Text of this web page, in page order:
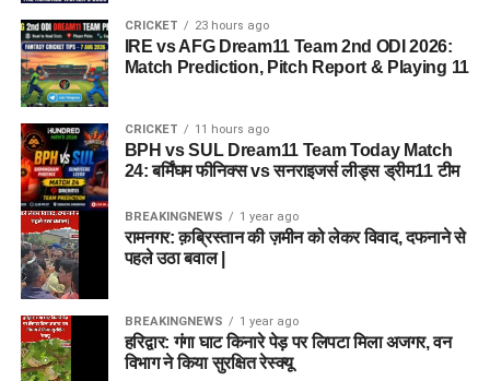
CRICKET 23 hours ago
IRE vs AFG Dream11 Team 2nd ODI 2026:
Match Prediction, Pitch Report & Playing 11
CRICKET 11 hours ago
BPH vs SUL Dream11 Team Today Match
24: बर्मिंघम फीनिक्स vs सनराइजर्स लीड्स ड्रीम11 टीम
BREAKINGNEWS 1 year ago
रामनगर: क़ब्रिस्तान की ज़मीन को लेकर विवाद, दफनाने से
पहले उठा बवाल |
BREAKINGNEWS 1 year ago
हरिद्वार: गंगा घाट किनारे पेड़ पर लिपटा मिला अजगर, वन
विभाग ने किया सुरक्षित रेस्क्यू